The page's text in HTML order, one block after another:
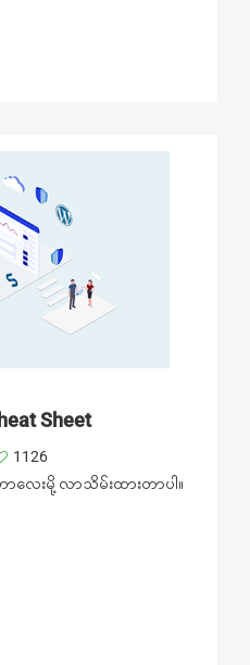
Sheet
1126
းမို့ လာသိမ်းထားတာပါ။